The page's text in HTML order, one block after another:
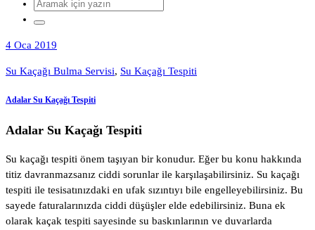
4 Oca 2019
Su Kaçağı Bulma Servisi, Su Kaçağı Tespiti
Adalar Su Kaçağı Tespiti
Adalar Su Kaçağı Tespiti
Su kaçağı tespiti önem taşıyan bir konudur. Eğer bu konu hakkında
titiz davranmazsanız ciddi sorunlar ile karşılaşabilirsiniz. Su kaçağı
tespiti ile tesisatınızdaki en ufak sızıntıyı bile engelleyebilirsiniz. Bu
sayede faturalarınızda ciddi düşüşler elde edebilirsiniz. Buna ek
olarak kaçak tespiti sayesinde su baskınlarının ve duvarlarda